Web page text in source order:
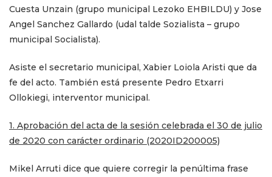
Cuesta Unzain (grupo municipal Lezoko EHBILDU) y Jose
Angel Sanchez Gallardo (udal talde Sozialista – grupo
municipal Socialista).
Asiste el secretario municipal, Xabier Loiola Aristi que da
fe del acto. También está presente Pedro Etxarri
Ollokiegi, interventor municipal.
1. Aprobación del acta de la sesión celebrada el 30 de julio
de 2020 con carácter ordinario (2020ID200005)
Mikel Arruti dice que quiere corregir la penúltima frase